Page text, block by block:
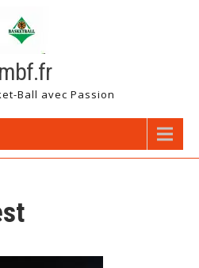
Ball avec Passion